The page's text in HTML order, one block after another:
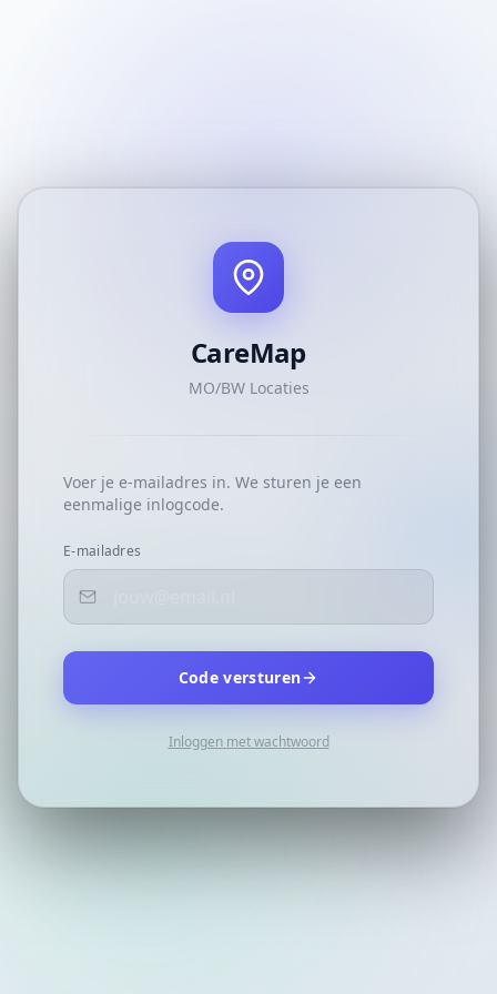
CareMap
MO/BW Locaties
Voer je e-mailadres in. We sturen je een
eenmalige inlogcode.
E-mailadres
Code versturen
Inloggen met wachtwoord